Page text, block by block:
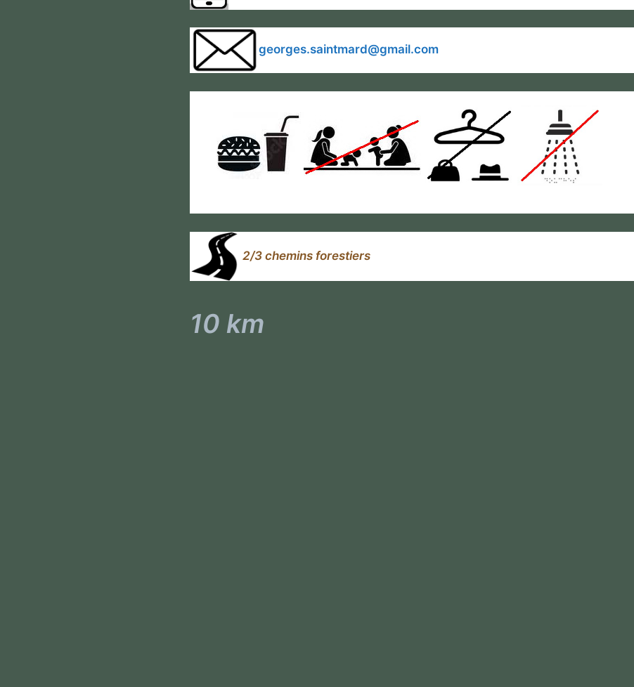
georges.saintmard@gmail.com
2/3 chemins forestiers
10 km